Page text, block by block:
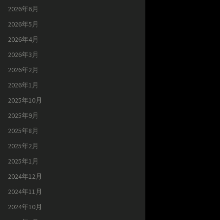
2026年6月
2026年5月
2026年4月
2026年3月
2026年2月
2026年1月
2025年10月
2025年9月
2025年8月
2025年2月
2025年1月
2024年12月
2024年11月
2024年10月